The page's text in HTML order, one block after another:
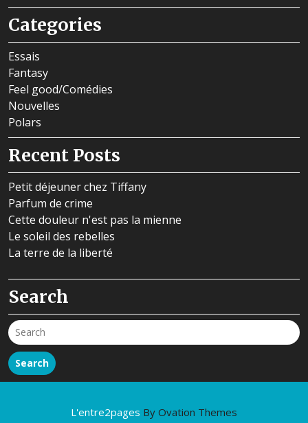
Categories
Essais
Fantasy
Feel good/Comédies
Nouvelles
Polars
Recent Posts
Petit déjeuner chez Tiffany
Parfum de crime
Cette douleur n'est pas la mienne
Le soleil des rebelles
La terre de la liberté
Search
Search
L'entre2pages By Ovation Themes